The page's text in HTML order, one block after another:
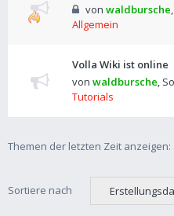
von waldbursche,
Allgemein
Volla Wiki ist online
von waldbursche,
Tutorials
Themen der letzten Zeit anzeigen:
Sortiere nach